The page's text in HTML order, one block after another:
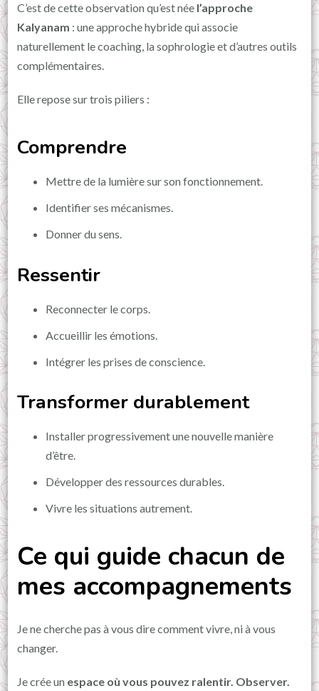
C’est de cette observation qu’est née l’approche
Kalyanam : une approche hybride qui associe
naturellement le coaching, la sophrologie et d’autres outils
complémentaires.
Elle repose sur trois piliers :
Comprendre
Mettre de la lumière sur son fonctionnement.
Identifier ses mécanismes.
Donner du sens.
Ressentir
Reconnecter le corps.
Accueillir les émotions.
Intégrer les prises de conscience.
Transformer durablement
Installer progressivement une nouvelle manière
d’être.
Développer des ressources durables.
Vivre les situations autrement.
Ce qui guide chacun de
mes accompagnements
Je ne cherche pas à vous dire comment vivre, ni à vous
changer.
Je crée un espace où vous pouvez ralentir. Observer.